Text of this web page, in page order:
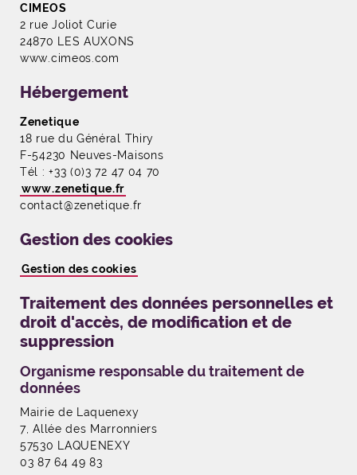
CIMEOS
2 rue Joliot Curie
24870 LES AUXONS
www.cimeos.com
Hébergement
Zenetique
18 rue du Général Thiry
F-54230 Neuves-Maisons
Tél : +33 (0)3 72 47 04 70
www.zenetique.fr
contact@zenetique.fr
Gestion des cookies
Gestion des cookies
Traitement des données personnelles et
droit d'accès, de modification et de
suppression
Organisme responsable du traitement de
données
Mairie de Laquenexy
7, Allée des Marronniers
57530 LAQUENEXY
03 87 64 49 83